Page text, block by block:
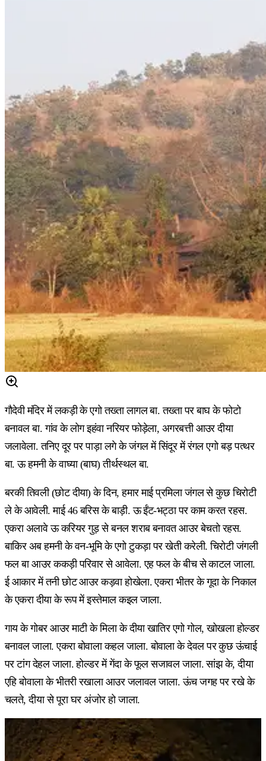
गौदेवी मंदिर में लकड़ी के एगो तख्ता लागल बा. तख्ता पर बाघ के फोटो
बनावल बा. गांव के लोग इहंवा नरियर फोड़ेला, अगरबत्ती आउर दीया
जलावेला. तनिए दूर पर पाड़ा लगे के जंगल में सिंदूर में रंगल एगो बड़ पत्थर
बा. ऊ हमनी के वाघ्या (बाघ) तीर्थस्थल बा.
बरकी तिवली (छोट दीया) के दिन, हमार माई प्रमिला जंगल से कुछ चिरोटी
ले के आवेली. माई 46 बरिस के बाड़ी. ऊ ईंट-भट्ठा पर काम करत रहस.
एकरा अलावे ऊ करियर गुड़ से बनल शराब बनावत आउर बेचतो रहस.
बाकिर अब हमनी के वन-भूमि के एगो टुकड़ा पर खेती करेली. चिरोटी जंगली
फल बा आउर ककड़ी परिवार से आवेला. एह फल के बीच से काटल जाला.
ई आकार में तनी छोट आउर कड़वा होखेला. एकरा भीतर के गूदा के निकाल
के एकरा दीया के रूप में इस्तेमाल कइल जाला.
गाय के गोबर आउर माटी के मिला के दीया खातिर एगो गोल, खोखला होल्डर
बनावल जाला. एकरा बोवाला कहल जाला. बोवाला के देवल पर कुछ ऊंचाई
पर टांग देहल जाला. होल्डर में गेंदा के फूल सजावल जाला. सांझ के, दीया
एहि बोवाला के भीतरी रखाला आउर जलावल जाला. ऊंच जगह पर रखे के
चलते, दीया से पूरा घर अंजोर हो जाला.